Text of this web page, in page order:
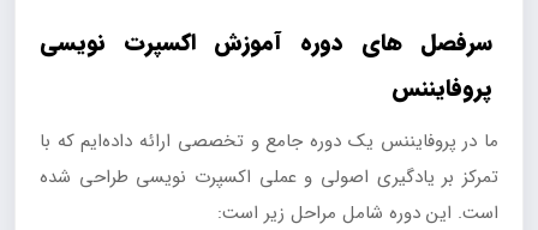
سرفصل های دوره آموزش اکسپرت نویسی
پروفایننس
ما در پروفایننس یک دوره جامع و تخصصی ارائه داده‌ایم که با
تمرکز بر یادگیری اصولی و عملی اکسپرت نویسی طراحی شده
است. این دوره شامل مراحل زیر است: